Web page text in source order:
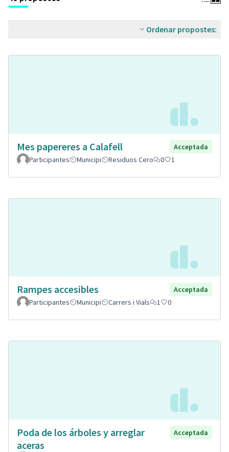
Ordenar propostes:
Mes papereres a Calafell
Acceptada
Participantes
Municipi Residuos Cero 0 1
Rampes accesibles
Acceptada
Participantes
Municipi Carrers i Vials 1 0
Poda de los árboles y arreglar
aceras
Acceptada